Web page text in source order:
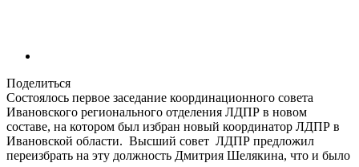
Поделиться
Состоялось первое заседание координационного совета
Ивановского регионального отделения ЛДПР в новом
составе, на котором был избран новый координатор ЛДПР в
Ивановской области. Высший совет ЛДПР предложил
переизбрать на эту должность Дмитрия Шелякина, что и было